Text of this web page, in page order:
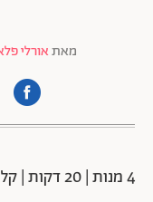
מאתאורלי
4 מנות | 20 דקות | קל | כשר | דגים